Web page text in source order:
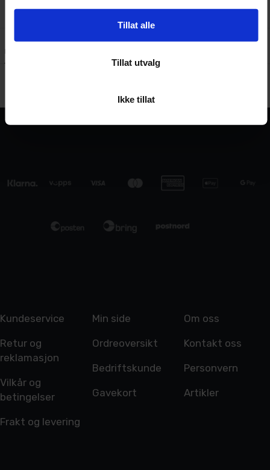
Tillat alle
Tillat utvalg
Ikke tillat
Kundeanmeldelser
Kundeservice
Retur og
reklamasjon
Vilkår og
betingelser
Frakt og levering
Min side
Ordreoversikt
Bedriftskunde
Gavekort
Om oss
Kontakt oss
Personvern
Artikler